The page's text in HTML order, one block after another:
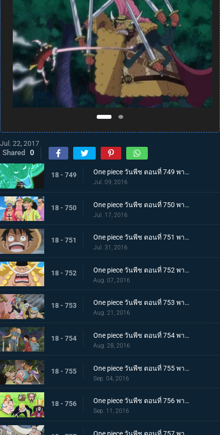
Jul. 22, 2017
Shared 0
18 - 749 One piece วันพีช ตอนที่ 749 พากย์ไทย ปะดาบเลือดเดือด! ลอว์ โซโล มาถึงแล้ว!
Jul. 09, 2016
18 - 750 One piece วันพีช ตอนที่ 750 พากย์ไทย เข้าตาจน! ลูฟี่สุดขีดการต่อสู้ที่ร้อนระอุ!
Jul. 17, 2016
18 - 751 One piece วันพีช ตอนที่ 751 พากย์ไทย การผจญภัยครั้งใหม่ถึงแล้ว โซ เกาะลึกลับ!
Jul. 31, 2016
18 - 752 One piece วันพีช ตอนที่ 752 พากย์ไทย เจ็ดเทพโจรสลัดคนใหม่! ลูกชายของหนวดขาวในตำนานปรากฏตัว!
Aug. 07, 2016
18 - 753 One piece วันพีช ตอนที่ 753 พากย์ไทย ไฟระห่ำท้าตาย! การผจญภัยครั้งใหญ่บนหลังช้างยักษ์!
Aug. 21, 2016
18 - 754 One piece วันพีช ตอนที่ 754 พากย์ไทย เปิดฉากการต่อสู้! ลูฟี่ ปะทะ เผ่ามิงค์!
Aug. 28, 2016
18 - 755 One piece วันพีช ตอนที่ 755 พากย์ไทย การ์ชู! กลุ่มหมวกฟางกลับมารวมตัวกันอีกครั้ง!
Sep. 04, 2016
18 - 756 One piece วันพีช ตอนที่ 756 พากย์ไทย เปิดเกมโต้กลับ! วีรกรรมครั้งใหญ่ของกลุ่มฟางม้วน!
Sep. 11, 2016
One piece วันพีช ตอนที่ 757 พากย์ไทย การมาเยือนของภัยคุกคาม! กลุ่มโจรสลัดร้อยอสูรแจ๊ค!